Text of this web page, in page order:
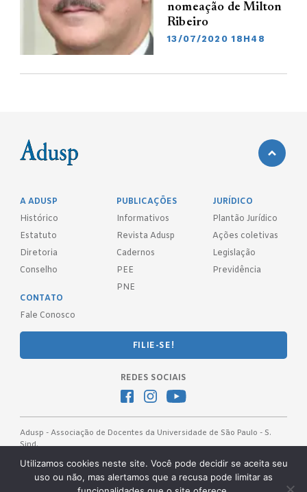
nomeação de Milton
Ribeiro
13/07/2020 18H48
A ADUSP
Histórico
Estatuto
Diretoria
Conselho
PUBLICAÇÕES
Informativos
Revista Adusp
Cadernos
PEE
PNE
JURÍDICO
Plantão Jurídico
Ações coletivas
Legislação
Previdência
CONTATO
Fale Conosco
FILIE-SE!
REDES SOCIAIS
Adusp - Associação de Docentes da Universidade de São Paulo - S.
Sind.
Av. Prof. Almeida Prado, 1366 - São Paulo, SP - CEP 05508-070
Telefones: (11) 3091-4465 / 66 ● (11) 3813-5573 ● (11) 3815-9245 ●
Utilizamos cookies neste site. Você pode decidir se aceita seu
uso ou não, mas alertamos que a recusa pode limitar as